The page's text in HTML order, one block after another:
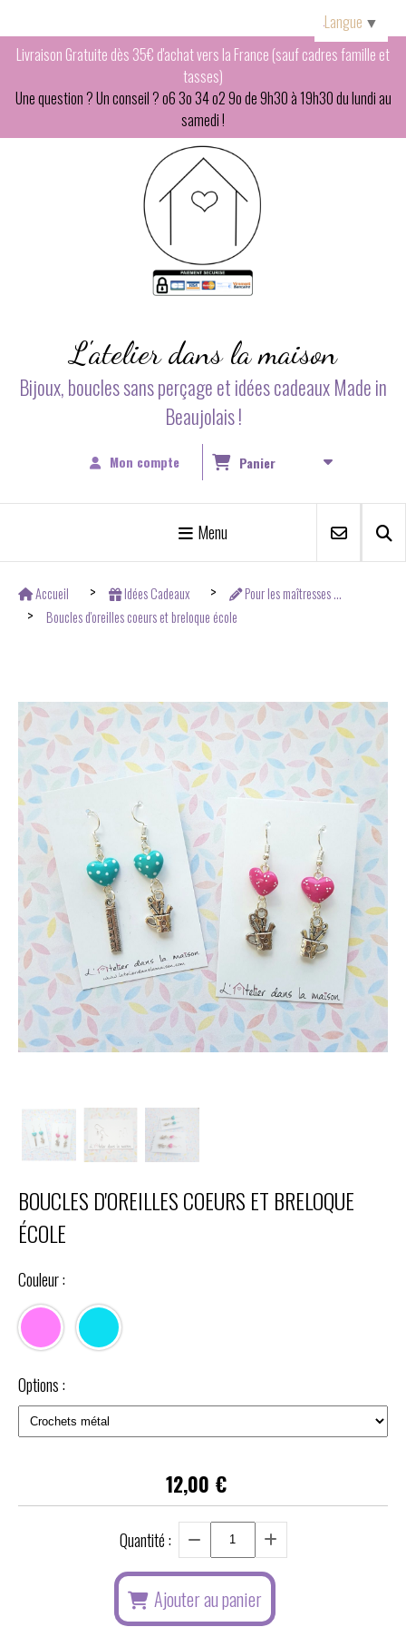
Livraison Gratuite dès 35€ d'achat vers la France (sauf cadres famille et
tasses)
Une question ? Un conseil ? o6 3o 34 o2 9o de 9h30 à 19h30 du lundi au
samedi !
L'atelier dans la maison
Bijoux, boucles sans perçage et idées cadeaux Made in
Beaujolais !
Mon compte Panier
Menu
Accueil Idées Cadeaux
Pour les maîtresses ...
Boucles d'oreilles coeurs et breloque école
BOUCLES D'OREILLES COEURS ET BRELOQUE
ÉCOLE
Couleur :
Options :
12,00 €
Quantité :
Ajouter au panier
Langue ▼